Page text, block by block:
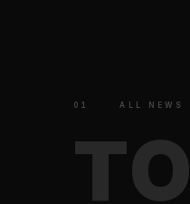
01 ALL NEWS
TO